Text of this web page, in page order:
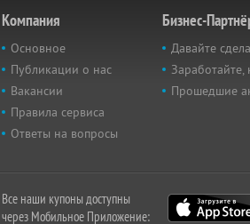
Компания
Основное
Публикации о нас
Вакансии
Правила сервиса
Ответы на вопросы
Бизнес-
Давайте
Заработайте,
Прошедшие
Все наши купоны доступны
через Мобильное Приложение: